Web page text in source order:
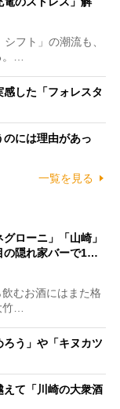
フト」の潮流も、
…
感した「フォレスタ
には理由があっ
一覧を見る
ローニ」「山崎」
の隠れ家バーで1…
むお酒にはまた格
…
ろう」や「キヌカツ
えて「川崎の大衆酒